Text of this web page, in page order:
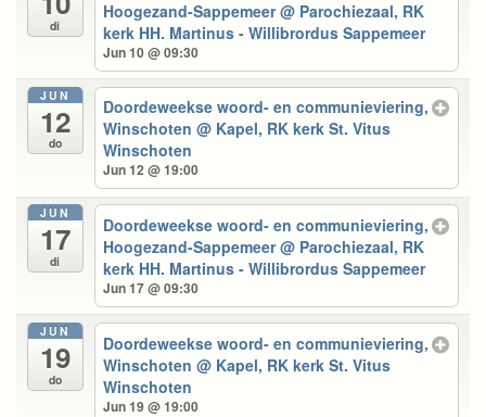
di
Hoogezand-Sappemeer@ Parochiezaal, RK
kerk HH. Martinus - Willibrordus Sappemeer
Jun 10 @ 09:30
JUN
12
do
Doordeweekse woord- en communieviering,
Winschoten@ Kapel, RK kerk St. Vitus
Winschoten
Jun 12 @ 19:00
JUN
17
di
Doordeweekse woord- en communieviering,
Hoogezand-Sappemeer@ Parochiezaal, RK
kerk HH. Martinus - Willibrordus Sappemeer
Jun 17 @ 09:30
JUN
19
do
Doordeweekse woord- en communieviering,
Winschoten@ Kapel, RK kerk St. Vitus
Winschoten
Jun 19 @ 19:00